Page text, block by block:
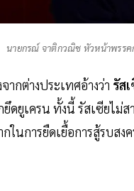
นายกรณ์ จาติกวณิช หัวหน้าพรรค
กต่างประเทศอ้างว่า รัส
ยูเครน ทั้งนี้ รัสเซียไม่
ในการยืดเยื้อการสู้รบสงค